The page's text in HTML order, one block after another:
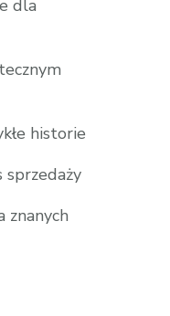
dla
historie
sprzedaży
znanych